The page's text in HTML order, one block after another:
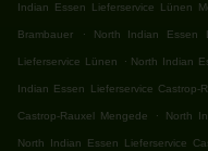
Indian Essen Lieferservice Lünen
Brambauer . North Indian Essen
Lieferservice Lünen . North Indian
Indian Essen Lieferservice Castrop-
Castrop-Rauxel Mengede . North
North Indian Essen Lieferservice